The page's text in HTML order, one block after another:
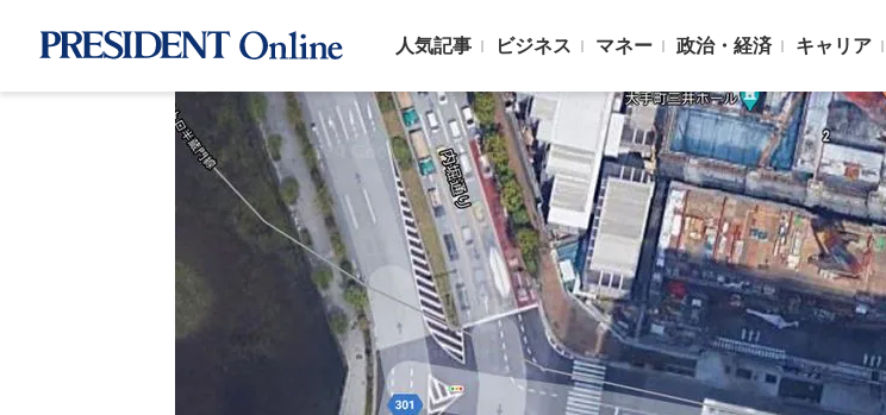
人気記事 ビジネス マネー 政治・経済 キャリア